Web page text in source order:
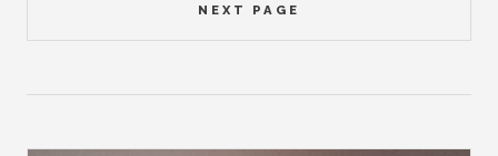
NEXT PAGE